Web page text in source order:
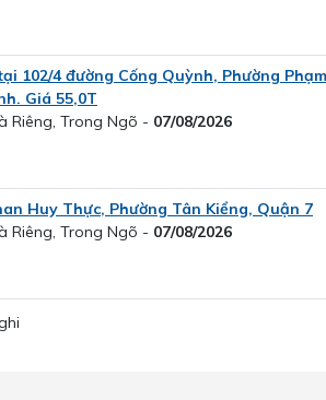
102/4 đường Cống Quỳnh, Phường
Giá 55,0T
Riêng, Trong Ngõ - 07/08/2026
Huy Thực, Phường Tân Kiểng, Quận 7
Riêng, Trong Ngõ - 07/08/2026